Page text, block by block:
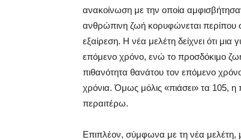
ανακοίνωση με την οποία
ανθρώπινη ζωή κορυφώνεται περίπου
εξαίρεση. Η νέα μελέτη δείχνει ότι μια
επόμενο χρόνο, ενώ το προσδόκιμο
πιθανότητα θανάτου τον επόμενο
χρόνια. Όμως μόλις «πιάσει» τα 105, η
περαιτέρω.
Επιπλέον, σύμφωνα με τη νέα μελέτη,